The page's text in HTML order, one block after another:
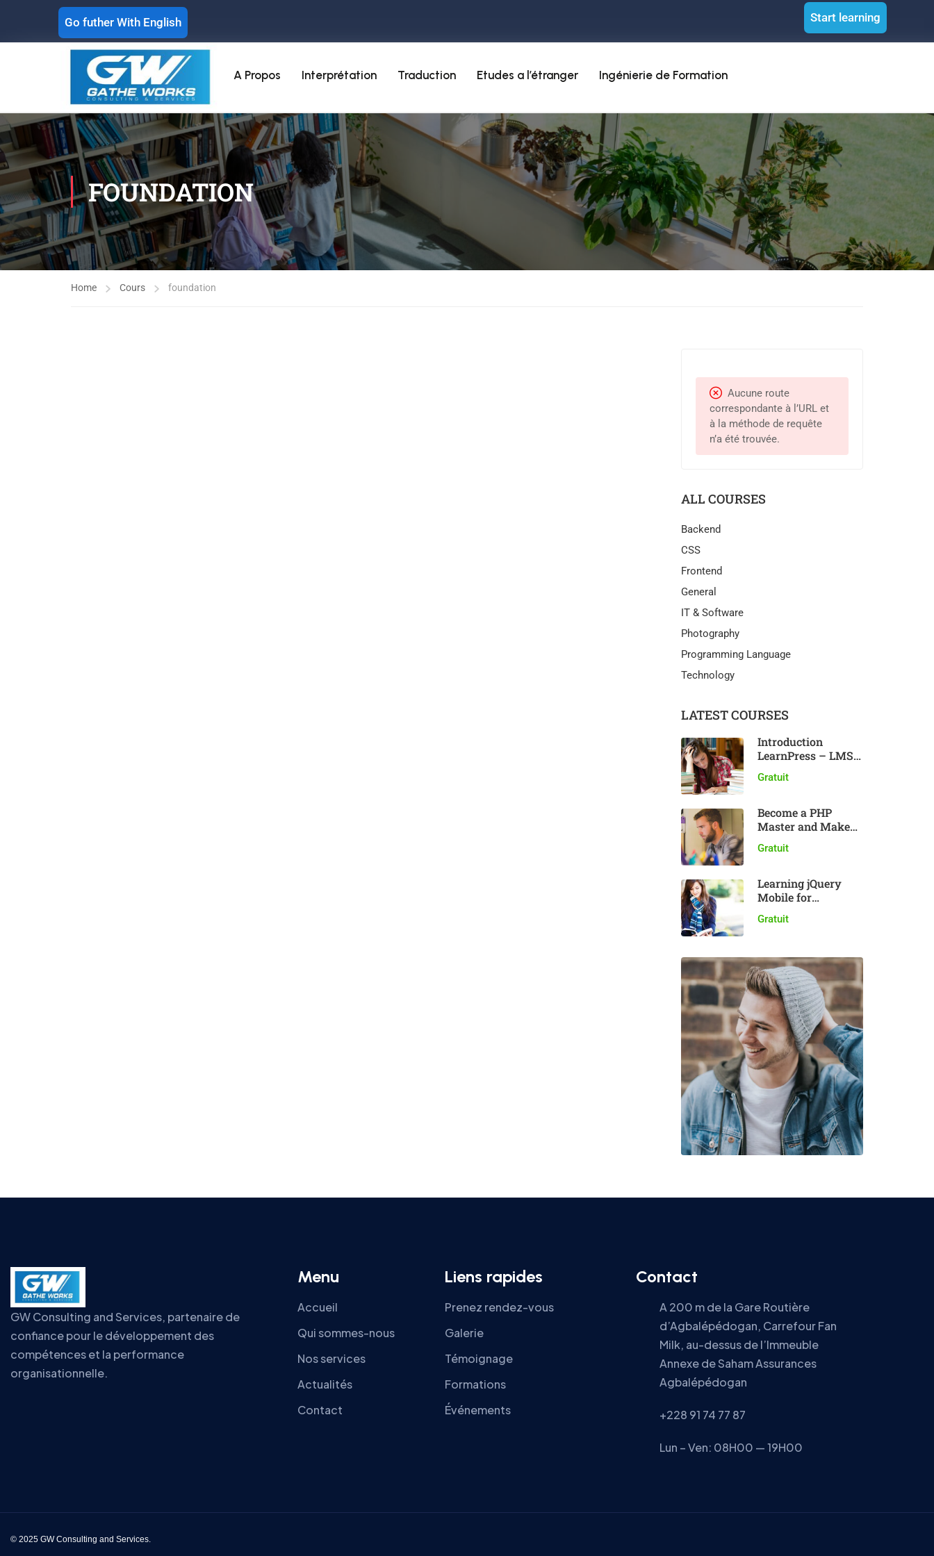
Go futher With English Start learning
A Propos Interprétation Traduction Etudes a l’étranger Ingénierie de Formation
FOUNDATION
Home Cours foundation
Aucune route
correspondante à l’URL et
à la méthode de requête
n’a été trouvée.
ALL COURSES
Backend
CSS
Frontend
General
IT & Software
Photography
Programming Language
Technology
LATEST COURSES
Introduction
LearnPress – LMS
Gratuit
Become a PHP
Master and Make
Gratuit
Learning jQuery
Mobile for
Gratuit
GW Consulting and Services, partenaire de
confiance pour le développement des
compétences et la performance
organisationnelle.
Menu
Accueil
Qui sommes-nous
Nos services
Actualités
Contact
Liens rapides
Prenez rendez-vous
Galerie
Témoignage
Formations
Événements
Contact
A 200 m de la Gare Routière
d’Agbalépédogan, Carrefour Fan
Milk, au-dessus de l’Immeuble
Annexe de Saham Assurances
Agbalépédogan
+228 91 74 77 87
Lun – Ven: 08H00 — 19H00
© 2025 GW Consulting and Services.